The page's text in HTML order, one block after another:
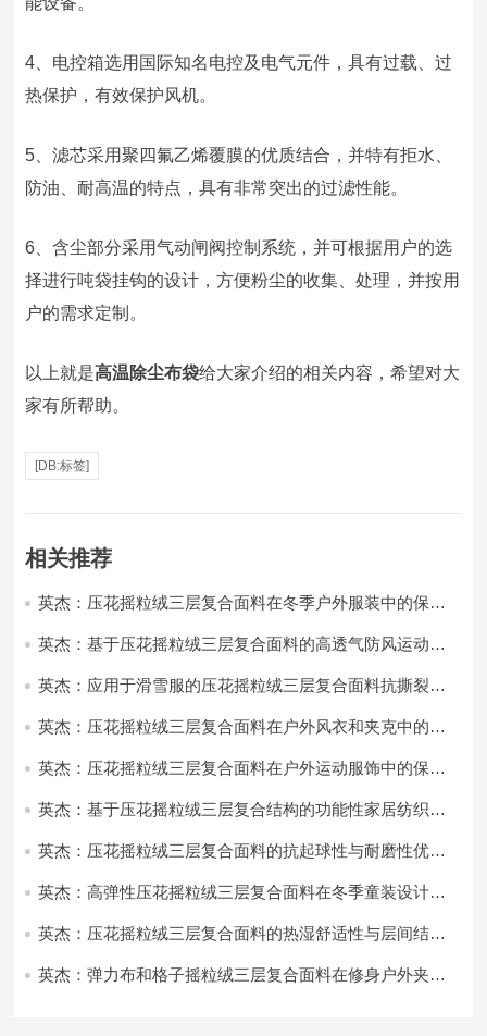
4、电控箱选用国际知名电控及电气元件，具有过载、过
热保护，有效保护风机。
5、滤芯采用聚四氟乙烯覆膜的优质结合，并特有拒水、
防油、耐高温的特点，具有非常突出的过滤性能。
6、含尘部分采用气动闸阀控制系统，并可根据用户的选
择进行吨袋挂钩的设计，方便粉尘的收集、处理，并按用
户的需求定制。
以上就是高温除尘布袋给大家介绍的相关内容，希望对大
家有所帮助。
[DB:标签]
相关推荐
英杰：压花摇粒绒三层复合面料在冬季户外服装中的保暖
英杰：基于压花摇粒绒三层复合面料的高透气防风运动服
英杰：应用于滑雪服的压花摇粒绒三层复合面料抗撕裂与
英杰：压花摇粒绒三层复合面料在户外风衣和夹克中的应
英杰：压花摇粒绒三层复合面料在户外运动服饰中的保暖
英杰：基于压花摇粒绒三层复合结构的功能性家居纺织品
英杰：压花摇粒绒三层复合面料的抗起球性与耐磨性优化
英杰：高弹性压花摇粒绒三层复合面料在冬季童装设计中
英杰：压花摇粒绒三层复合面料的热湿舒适性与层间结合
英杰：弹力布和格子摇粒绒三层复合面料在修身户外夹克